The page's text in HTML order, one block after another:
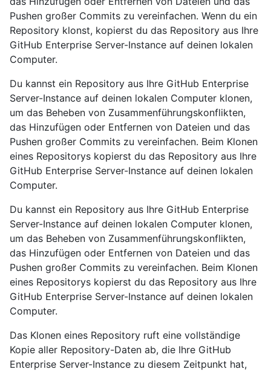
Pushen großer Commits zu vereinfachen. Wenn du ein
Repository klonst, kopierst du das Repository aus Ihre
GitHub Enterprise Server-Instance auf deinen lokalen
Computer.
Du kannst ein Repository aus Ihre GitHub Enterprise
Server-Instance auf deinen lokalen Computer klonen,
um das Beheben von Zusammenführungskonflikten,
das Hinzufügen oder Entfernen von Dateien und das
Pushen großer Commits zu vereinfachen. Beim Klonen
eines Repositorys kopierst du das Repository aus Ihre
GitHub Enterprise Server-Instance auf deinen lokalen
Computer.
Du kannst ein Repository aus Ihre GitHub Enterprise
Server-Instance auf deinen lokalen Computer klonen,
um das Beheben von Zusammenführungskonflikten,
das Hinzufügen oder Entfernen von Dateien und das
Pushen großer Commits zu vereinfachen. Beim Klonen
eines Repositorys kopierst du das Repository aus Ihre
GitHub Enterprise Server-Instance auf deinen lokalen
Computer.
Das Klonen eines Repository ruft eine vollständige
Kopie aller Repository-Daten ab, die Ihre GitHub
Enterprise Server-Instance zu diesem Zeitpunkt hat,